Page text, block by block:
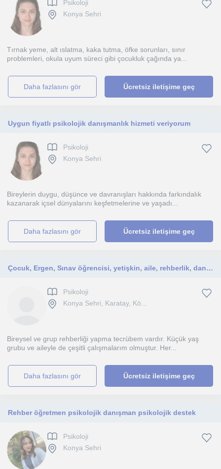
Psikoloji
Konya Sehri
Tırnak yeme, alt ıslatma, kaka tutma, öfke sorunları, sınır
problemleri, okula uyum süreci gibi çocukluk çağında ya...
daha fazlasını gör Ücretsiz iletişime geç
Uygun fiyatlı psikolojik danışmanlık hizmeti veriyorum
Psikoloji
Konya Sehri
Bireylerin duygu, düşünce ve davranışları hakkında farkındalık
kazanarak içsel dünyalarını keşfetmelerine ve yaşadı...
daha fazlasını gör Ücretsiz iletişime geç
Çocuk, Ergen, Sınav öğrencisi, yetişkin, aile, rehberlik, danışmanlık
Psikoloji
Konya Sehri, Karatay, Kö...
Bireysel ve grup rehberliği yapma tecrübem vardır. Küçük yaş
grubu ve aileyle de çeşitli çalışmalarım olmuştur. Her...
daha fazlasını gör Ücretsiz iletişime geç
Rehber öğretmen psikolojik danışman psikolojik destek
Psikoloji
Konya Sehri